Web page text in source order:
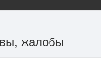
жалобы